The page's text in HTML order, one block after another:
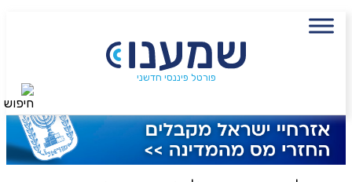
פורטל פיננסי חדשני
פעולה נדרשת
חיפוש